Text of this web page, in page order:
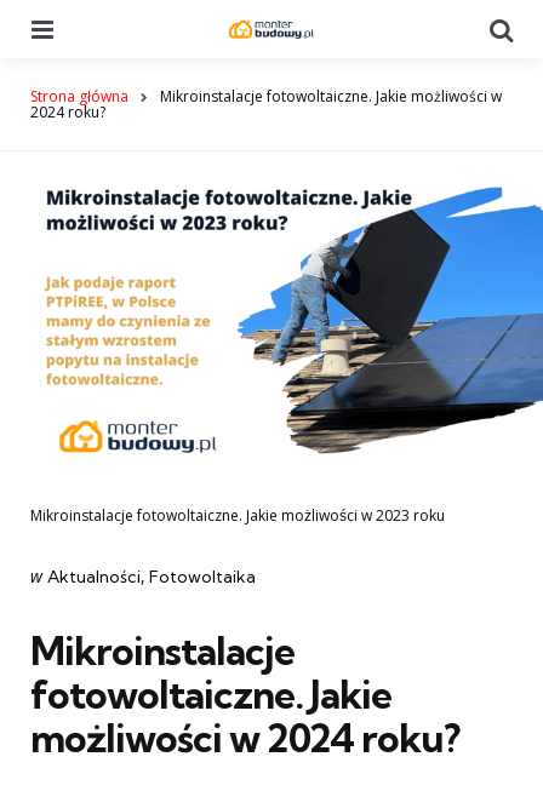
Strona główna Mikroinstalacje fotowoltaiczne. Jakie możliwości w
2024 roku?
Mikroinstalacje fotowoltaiczne. Jakie możliwości w 2023 roku
Categories
post
w Aktualności Fotowoltaika
Mikroinstalacje
fotowoltaiczne. Jakie
możliwości w 2024 roku?